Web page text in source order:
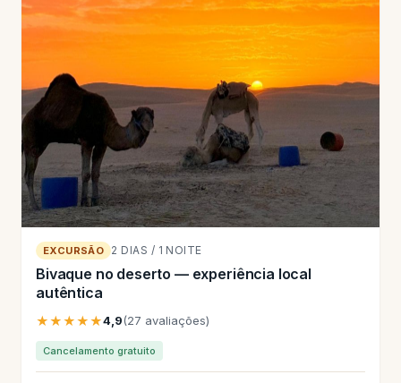
EXCURSÃO 2 DIAS / 1 NOITE
Bivaque no deserto — experiência local
autêntica
★★★★★4,9(27 avaliações)
Cancelamento gratuito